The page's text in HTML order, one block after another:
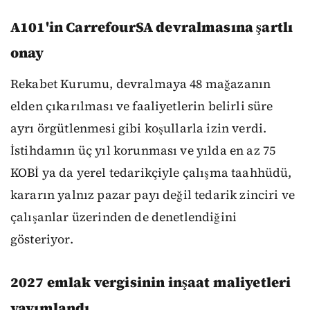
A101'in CarrefourSA devralmasına şartlı
onay
Rekabet Kurumu, devralmaya 48 mağazanın
elden çıkarılması ve faaliyetlerin belirli süre
ayrı örgütlenmesi gibi koşullarla izin verdi.
İstihdamın üç yıl korunması ve yılda en az 75
KOBİ ya da yerel tedarikçiyle çalışma taahhüdü,
kararın yalnız pazar payı değil tedarik zinciri ve
çalışanlar üzerinden de denetlendiğini
gösteriyor.
2027 emlak vergisinin inşaat maliyetleri